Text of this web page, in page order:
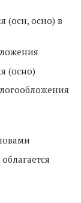
(осн, осно) в
(осно)